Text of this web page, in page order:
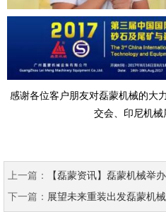
感谢各位客户朋友对磊蒙机械的大
交会、印尼机械
上一篇：
【磊蒙资讯】磊蒙机械举办
下一篇： 展望未来重装出发磊蒙机械